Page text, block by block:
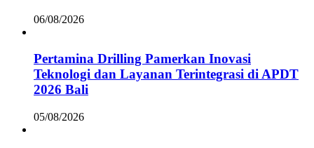
06/08/2026
Pertamina Drilling Pamerkan Inovasi
Teknologi dan Layanan Terintegrasi di APDT
2026 Bali
05/08/2026